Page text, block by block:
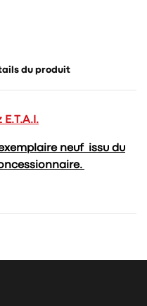
du produit
neuf issu du